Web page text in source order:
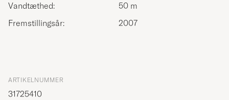
Vandtæthed:
50 m
Fremstillingsår:
2007
ARTIKELNUMMER
31725410